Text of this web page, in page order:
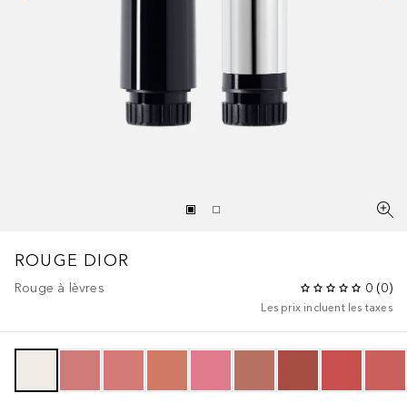
ROUGE DIOR
Rouge à lèvres 0 (0)
Les prix incluent les taxes